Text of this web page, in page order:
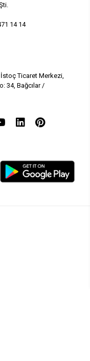
14 14
Ticaret Merkezi,
34, Bağcılar /